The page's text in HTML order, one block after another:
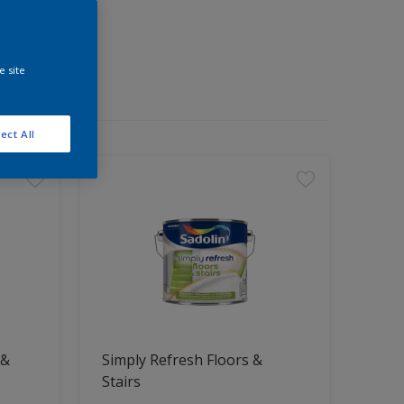
Simply Refresh Floors &
Stairs
site
All